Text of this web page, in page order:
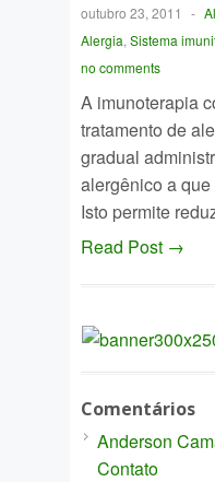
outubro 23, 2011 -
Alergia, Sistema
no comments
A imunoterapia
tratamento de
gradual
alergênico a
Isto permite
Read Post →
Comentários
Anderson
Contato